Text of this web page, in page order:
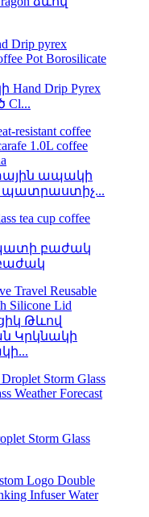
Drip Pyrex
ապակի
պատրաստիչ...
բաժակ
Թևով
Կրկնակի
Storm Glass